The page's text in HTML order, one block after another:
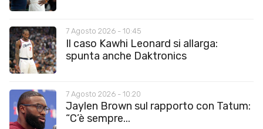
7 Agosto 2026 - 10:45
Il caso Kawhi Leonard si allarga:
spunta anche Daktronics
7 Agosto 2026 - 10:20
Jaylen Brown sul rapporto con Tatum:
“C’è sempre...